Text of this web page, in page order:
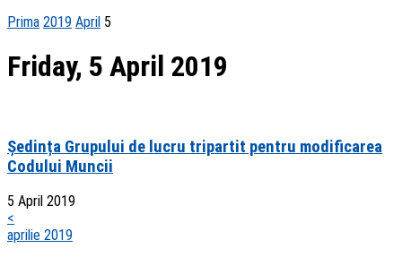
Prima 2019 April 5
Friday, 5 April 2019
Ședința Grupului de lucru tripartit pentru modificarea
Codului Muncii
5 April 2019
<
aprilie 2019